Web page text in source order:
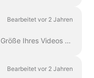
Bearbeitet vor 2 Jahren
In Wave.video können Sie die Größe Ihres Videos ganz einfach an verschiedene Seitenverhältnisse anpassen. Im Editor können Sie im Schritt "Videogröße ändern" ein neues Format für Ihr Video auswählen...
Bearbeitet vor 2 Jahren